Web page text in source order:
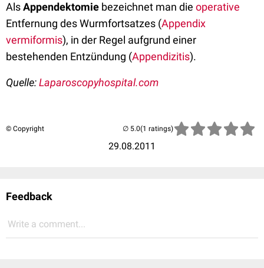
AlsAppendektomie bezeichnet man die operative
Entfernung des Wurmfortsatzes (Appendix
vermiformis), in der Regel aufgrund einer
bestehenden Entzündung (Appendizitis).
Quelle:Laparoscopyhospital.com
© Copyright
29.08.2011
(1 ratings)
Feedback
Write a comment...